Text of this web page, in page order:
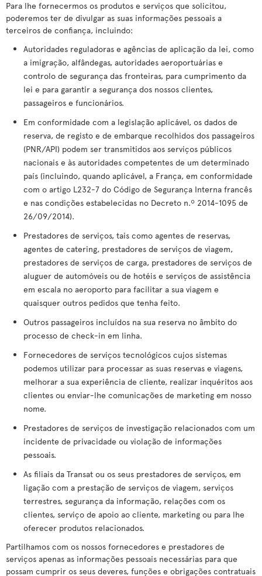
Para lhe fornecermos os produtos e serviços que solicitou,
poderemos ter de divulgar as suas informações pessoais a
terceiros de confiança, incluindo:
Autoridades reguladoras e agências de aplicação da lei, como
a imigração, alfândegas, autoridades aeroportuárias e
controlo de segurança das fronteiras, para cumprimento da
lei e para garantir a segurança dos nossos clientes,
passageiros e funcionários.
Em conformidade com a legislação aplicável, os dados de
reserva, de registo e de embarque recolhidos dos passageiros
(PNR/API) podem ser transmitidos aos serviços públicos
nacionais e às autoridades competentes de um determinado
país (incluindo, quando aplicável, a França, em conformidade
com o artigo L232-7 do Código de Segurança Interna francês
e nas condições estabelecidas no Decreto n.º 2014-1095 de
26/09/2014).
Prestadores de serviços, tais como agentes de reservas,
agentes de catering, prestadores de serviços de viagem,
prestadores de serviços de carga, prestadores de serviços de
aluguer de automóveis ou de hotéis e serviços de assistência
em escala no aeroporto para facilitar a sua viagem e
quaisquer outros pedidos que tenha feito.
Outros passageiros incluídos na sua reserva no âmbito do
processo de check-in em linha.
Fornecedores de serviços tecnológicos cujos sistemas
podemos utilizar para processar as suas reservas e viagens,
melhorar a sua experiência de cliente, realizar inquéritos aos
clientes ou enviar-lhe comunicações de marketing em nosso
nome.
Prestadores de serviços de investigação relacionados com um
incidente de privacidade ou violação de informações
pessoais.
As filiais da Transat ou os seus prestadores de serviços, em
ligação com a prestação de serviços de viagem, serviços
terrestres, segurança da informação, relações com os
clientes, serviço de apoio ao cliente, marketing ou para lhe
oferecer produtos relacionados.
Partilhamos com os nossos fornecedores e prestadores de
serviços apenas as informações pessoais necessárias para que
possam cumprir os seus deveres, funções e obrigações contratuais